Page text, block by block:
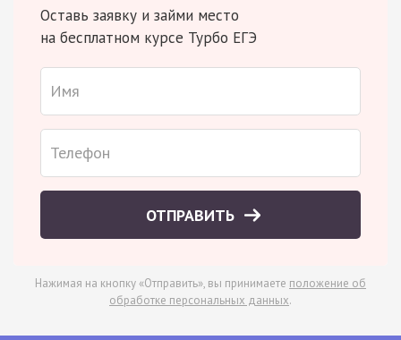
Оставь заявку и займи место
на бесплатном курсе Турбо ЕГЭ
ОТПРАВИТЬ
Нажимая на кнопку «Отправить», вы принимаете положение об
обработке персональных данных.